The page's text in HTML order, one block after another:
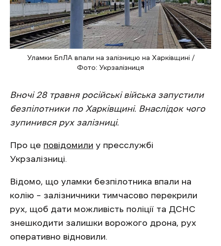
Уламки БпЛА впали на залізницю на Харківщині /
Фото: Укрзалізниця
Вночі 28 травня російські війська запустили
безпілотники по Харківщині. Внаслідок чого
зупинився рух залізниці.
Про це повідомили у пресслужбі
Укрзалізниці.
Відомо, що уламки безпілотника впали на
колію – залізничники тимчасово перекрили
рух, щоб дати можливість поліції та ДСНС
знешкодити залишки ворожого дрона, рух
оперативно відновили.